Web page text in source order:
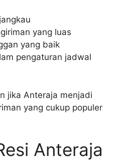
yang luas
yang baik
pengaturan jadwal
jika Anteraja menjadi
yang cukup populer
Anteraja